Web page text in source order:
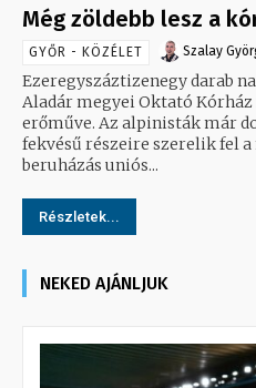
Még zöldebb lesz a
GYŐR - KÖZÉLET Szalay
Ezeregyszáztizenegy darab
Aladár megyei Oktató
erőműve. Az alpinisták már
fekvésű részeire szerelik fel
beruházás uniós...
Részletek...
NEKED AJÁNLJUK